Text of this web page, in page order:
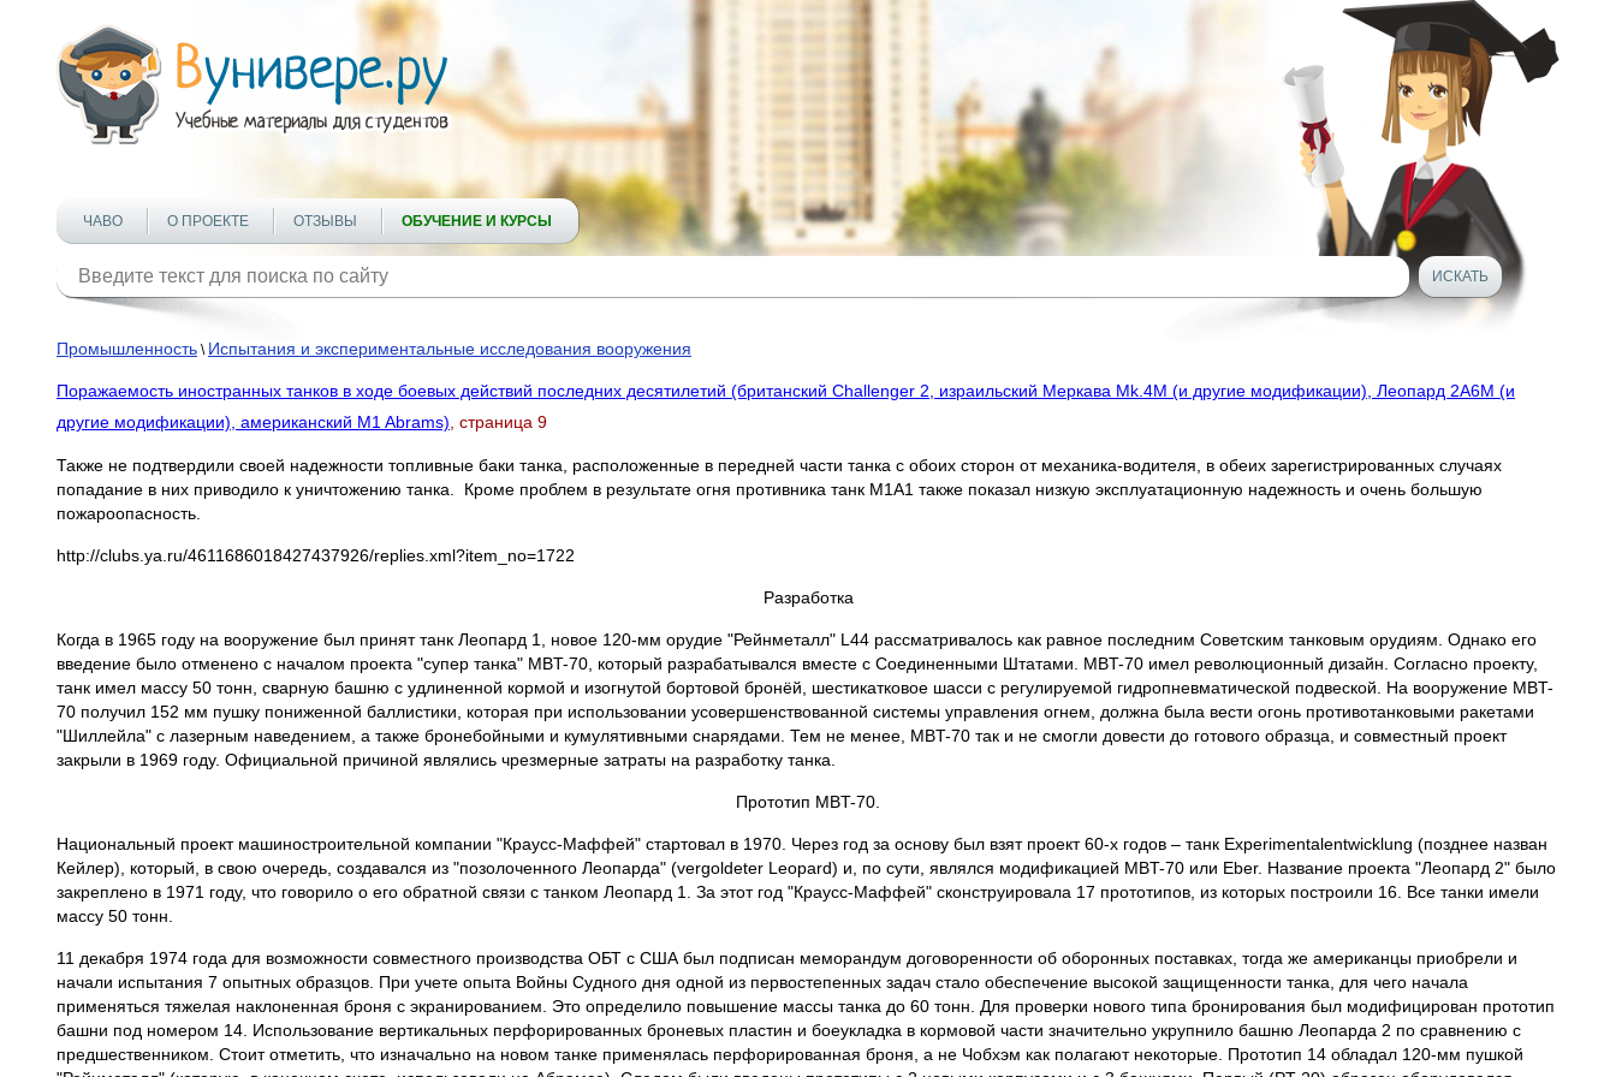
ЧАВО О ПРОЕКТЕ ОТЗЫВЫ ОБУЧЕНИЕ И КУРСЫ
Промышленность \ Испытания и экспериментальные исследования вооружения
Поражаемость иностранных танков в ходе боевых действий последних десятилетий (британский Challenger 2, израильский Меркава Mk.4М (и другие модификации), Леопард 2A6M (и
другие модификации), американский M1 Abrams) , страница 9
Также не подтвердили своей надежности топливные баки танка, расположенные в передней части танка с обоих сторон от механика-водителя, в обеих зарегистрированных случаях
попадание в них приводило к уничтожению танка. Кроме проблем в результате огня противника танк M1A1 также показал низкую эксплуатационную надежность и очень большую
пожароопасность.
http://clubs.ya.ru/4611686018427437926/replies.xml?item_no=1722
Разработка
Когда в 1965 году на вооружение был принят танк Леопард 1, новое 120-мм орудие "Рейнметалл" L44 рассматривалось как равное последним Советским танковым орудиям. Однако его
введение было отменено с началом проекта "супер танка" MBT-70, который разрабатывался вместе с Соединенными Штатами. MBT-70 имел революционный дизайн. Согласно проекту,
танк имел массу 50 тонн, сварную башню с удлиненной кормой и изогнутой бортовой бронёй, шестикатковое шасси с регулируемой гидропневматической подвеской. На вооружение MBT-
70 получил 152 мм пушку пониженной баллистики, которая при использовании усовершенствованной системы управления огнем, должна была вести огонь противотанковыми ракетами
"Шиллейла" с лазерным наведением, а также бронебойными и кумулятивными снарядами. Тем не менее, MBT-70 так и не смогли довести до готового образца, и совместный проект
закрыли в 1969 году. Официальной причиной являлись чрезмерные затраты на разработку танка.
Прототип MBT-70.
Национальный проект машиностроительной компании "Краусс-Маффей" стартовал в 1970. Через год за основу был взят проект 60-х годов – танк Experimentalentwicklung (позднее назван
Кейлер), который, в свою очередь, создавался из "позолоченного Леопарда" (vergoldeter Leopard) и, по сути, являлся модификацией MBT-70 или Eber. Название проекта "Леопард 2" было
закреплено в 1971 году, что говорило о его обратной связи с танком Леопард 1. За этот год "Краусс-Маффей" сконструировала 17 прототипов, из которых построили 16. Все танки имели
массу 50 тонн.
11 декабря 1974 года для возможности совместного производства ОБТ с США был подписан меморандум договоренности об оборонных поставках, тогда же американцы приобрели и
начали испытания 7 опытных образцов. При учете опыта Войны Судного дня одной из первостепенных задач стало обеспечение высокой защищенности танка, для чего начала
применяться тяжелая наклоненная броня с экранированием. Это определило повышение массы танка до 60 тонн. Для проверки нового типа бронирования был модифицирован прототип
башни под номером 14. Использование вертикальных перфорированных броневых пластин и боеукладка в кормовой части значительно укрупнило башню Леопарда 2 по сравнению с
предшественником. Стоит отметить, что изначально на новом танке применялась перфорированная броня, а не Чобхэм как полагают некоторые. Прототип 14 обладал 120-мм пушкой